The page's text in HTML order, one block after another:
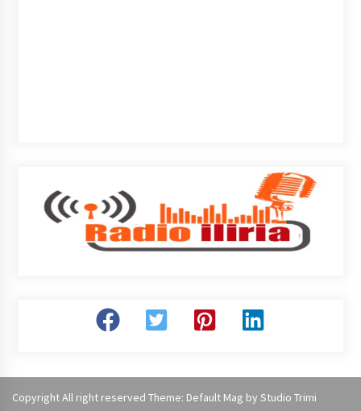
Copyright All right reserved Theme: Default Mag by Studio Trimi